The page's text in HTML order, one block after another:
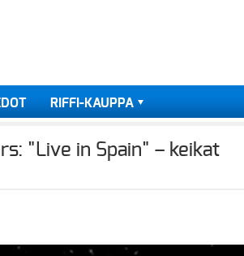
RIFFI-KAUPPA
"Live in Spain" – keikat